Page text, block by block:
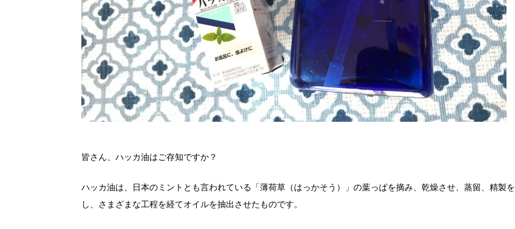
皆さん、ハッカ油はご存知ですか？
ハッカ油は、日本のミントとも言われている「薄荷草（はっかそう）」の葉っぱを摘み、乾燥させ、蒸留、精製を
し、さまざまな工程を経てオイルを抽出させたものです。